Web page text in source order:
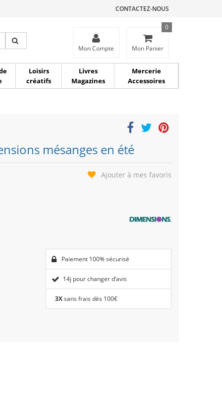
CONTACTEZ-NOUS
Mon Compte Mon Panier
0
Loisirs
créatifs
Livres
Magazines
Mercerie
Accessoires
mésanges en été
Ajouter à mes favoris
Paiement 100% sécurisé
14j pour changer d’avis
3Xsans frais dès 100€